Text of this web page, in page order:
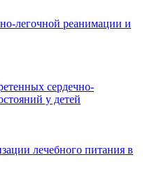
легочной реанимации и
сердечно-
у детей
лечебного питания в